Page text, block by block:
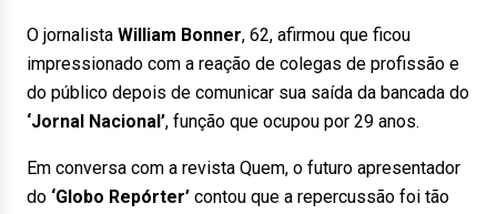
O jornalista William Bonner, 62, afirmou que ficou
impressionado com a reação de colegas de profissão e
do público depois de comunicar sua saída da bancada do
‘Jornal Nacional’, função que ocupou por 29 anos.
Em conversa com a revista Quem, o futuro apresentador
do ‘Globo Repórter’ contou que a repercussão foi tão